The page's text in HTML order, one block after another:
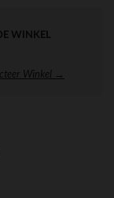
WINKEL
Winkel →